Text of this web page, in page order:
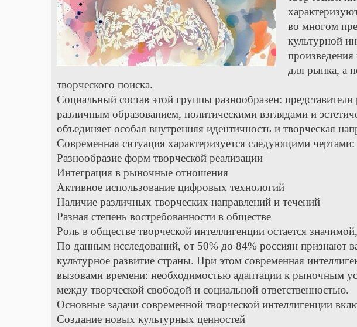
во многом
культурной
произведения
для рынка, а
творческого поиска.
Социальный состав этой группы разнообразен:
различным образованием, политическими взглядами и
объединяет особая внутренняя идентичность и творческая
Современная ситуация характеризуется следующими чертами:
Разнообразие форм творческой реализации
Интеграция в рыночные отношения
Активное использование цифровых технологий
Наличие различных творческих направлений и течений
Разная степень востребованности в обществе
Роль в обществе творческой интеллигенции остается
По данным исследований, от 50% до 84% россиян признают
культурное развитие страны. При этом современная
вызовами времени: необходимостью адаптации к рыночным
между творческой свободой и социальной ответственностью.
Основные задачи современной творческой интеллигенции
Создание новых культурных ценностей